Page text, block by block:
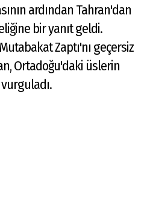
Künye
ardından Tahran'dan
bir yanıt geldi.
Zaptı'nı geçersiz
Ortadoğu'daki üslerin